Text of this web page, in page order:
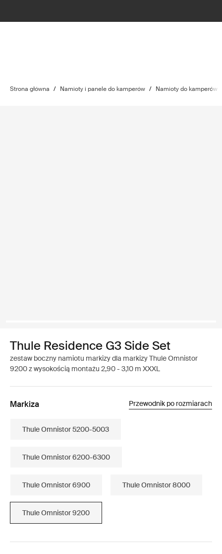
Strona główna / Namioty i panele do kamperów / Namioty do kamperów
Thule Residence G3 Side Set
zestaw boczny namiotu markizy dla markizy Thule Omnistor
9200 z wysokością montażu 2,90 - 3,10 m XXXL
Markiza Przewodnik po rozmiarach
Thule Omnistor 5200-5003
Thule Omnistor 6200-6300
Thule Omnistor 6900 Thule Omnistor 8000
Thule Omnistor 9200